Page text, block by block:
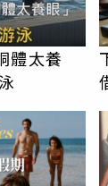
體太養